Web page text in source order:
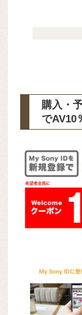
購入・
でAV10